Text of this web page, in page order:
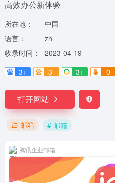
高效办公新体验
所在地：
中国
语言：
zh
收录时间：
2023-04-19
3+
3- 3+ 0
打开网站
邮箱 # 邮箱
腾讯企业邮箱